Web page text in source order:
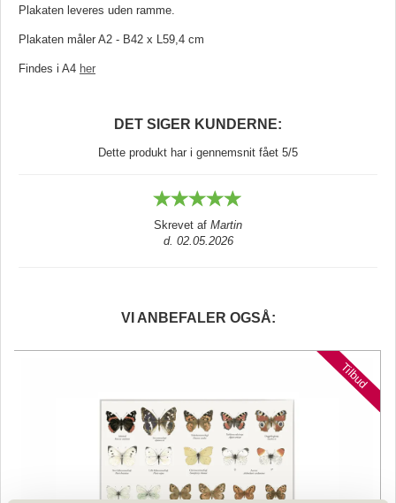
Plakaten leveres uden ramme.
Plakaten måler A2 - B42 x L59,4 cm
Findes i A4 her
DET SIGER KUNDERNE:
Dette produkt har i gennemsnit fået 5/5
Skrevet af Martin
d. 02.05.2026
VI ANBEFALER OGSÅ:
Tilbud